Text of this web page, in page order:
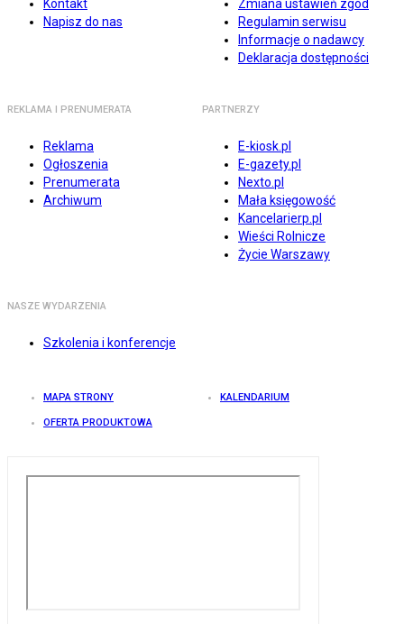
Kontakt
Napisz do nas
Zmiana ustawień zgód
Regulamin serwisu
Informacje o nadawcy
Deklaracja dostępności
REKLAMA I PRENUMERATA
Reklama
Ogłoszenia
Prenumerata
Archiwum
PARTNERZY
E-kiosk.pl
E-gazety.pl
Nexto.pl
Mała księgowość
Kancelarierp.pl
Wieści Rolnicze
Życie Warszawy
NASZE WYDARZENIA
Szkolenia i konferencje
MAPA STRONY KALENDARIUM
OFERTA PRODUKTOWA